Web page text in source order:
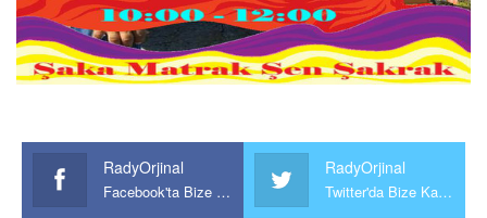
RadyOrjinal
Facebook'ta Bize Katılın
RadyOrjinal
Twitter'da Bize Katılın